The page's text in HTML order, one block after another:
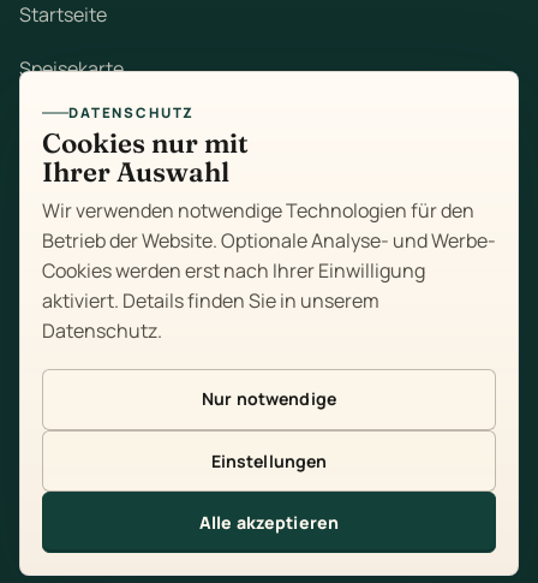
Startseite
Speisekarte
Mittagstisch
Zum Mitnehmen
Feiern
Über uns
Kontakt
Cookie-Einstellungen
Tisch reservieren
DATENSCHUTZ
Cookies nur mit
Ihrer Auswahl
Wir verwenden notwendige Technologien für den
Betrieb der Website. Optionale Analyse- und Werbe-
Cookies werden erst nach Ihrer Einwilligung
aktiviert. Details finden Sie in unserem
Datenschutz.
Nur notwendige
Einstellungen
Alle akzeptieren